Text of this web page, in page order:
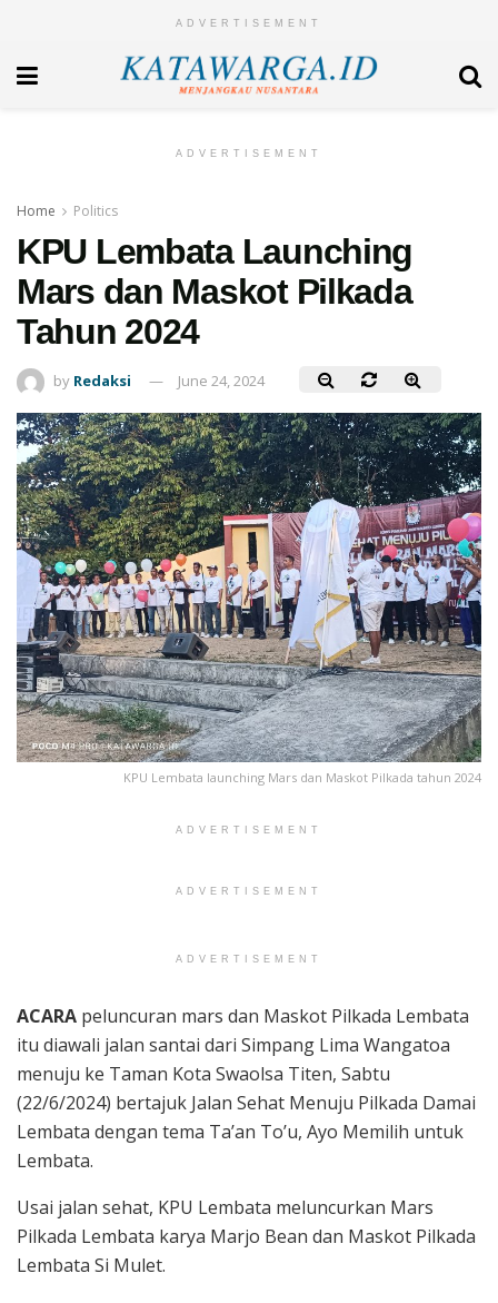
ADVERTISEMENT
ADVERTISEMENT
Home Politics
KPU Lembata Launching
Mars dan Maskot Pilkada
Tahun 2024
by Redaksi June 24, 2024
KPU Lembata launching Mars dan Maskot Pilkada tahun 2024
ADVERTISEMENT
ADVERTISEMENT
ADVERTISEMENT
ACARA peluncuran mars dan Maskot Pilkada Lembata
itu diawali jalan santai dari Simpang Lima Wangatoa
menuju ke Taman Kota Swaolsa Titen, Sabtu
(22/6/2024) bertajuk Jalan Sehat Menuju Pilkada Damai
Lembata dengan tema Ta’an To’u, Ayo Memilih untuk
Lembata.
Usai jalan sehat, KPU Lembata meluncurkan Mars
Pilkada Lembata karya Marjo Bean dan Maskot Pilkada
Lembata Si Mulet.